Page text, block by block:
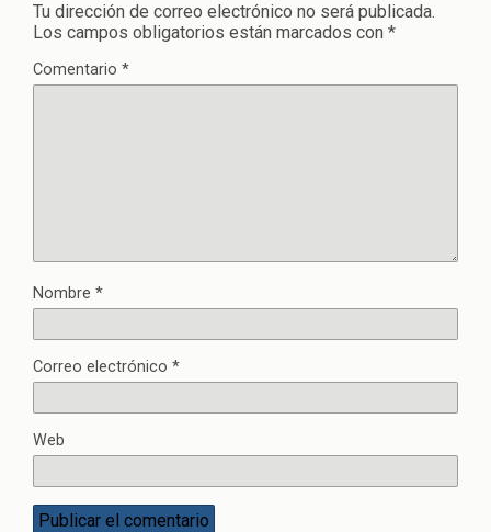
Tu dirección de correo electrónico no será publicada.
Los campos obligatorios están marcados con *
Comentario *
Nombre *
Correo electrónico *
Web